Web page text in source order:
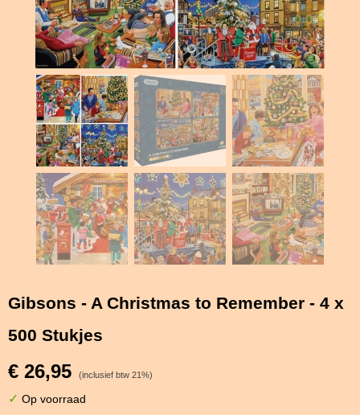
Gibsons - A Christmas to Remember - 4 x
500 Stukjes
€ 26,95 (inclusief btw 21%)
✓ Op voorraad